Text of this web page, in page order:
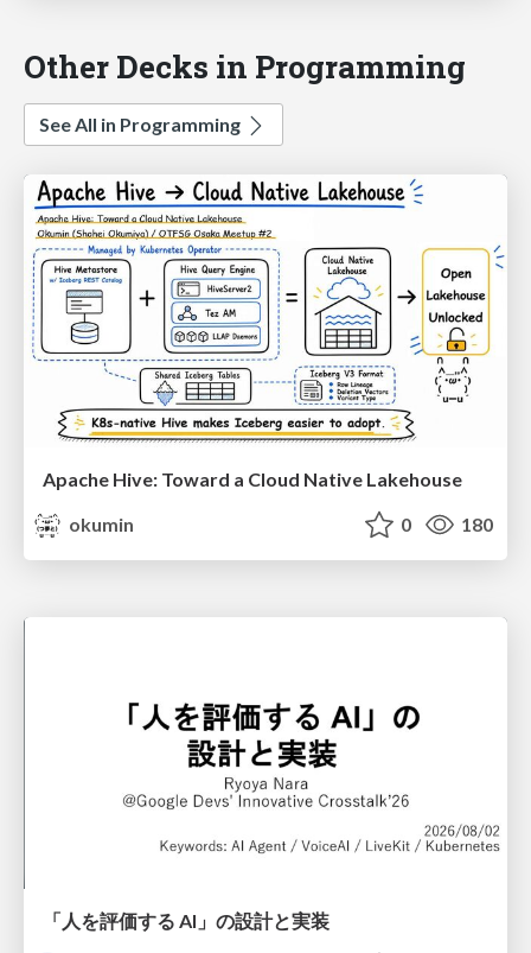
Other Decks in Programming
See All in Programming
Apache Hive: Toward a Cloud Native Lakehouse
okumin
0 180
「人を評価する AI」の 設計と実装